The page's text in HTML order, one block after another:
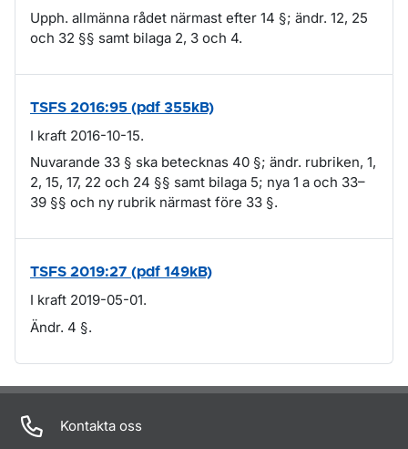
Upph. allmänna rådet närmast efter 14 §; ändr. 12, 25
och 32 §§ samt bilaga 2, 3 och 4.
TSFS 2016:95 (pdf 355kB)
I kraft 2016-10-15.
Nuvarande 33 § ska betecknas 40 §; ändr. rubriken, 1,
2, 15, 17, 22 och 24 §§ samt bilaga 5; nya 1 a och 33–
39 §§ och ny rubrik närmast före 33 §.
TSFS 2019:27 (pdf 149kB)
I kraft 2019-05-01.
Ändr. 4 §.
Om sidan
Kontakta oss